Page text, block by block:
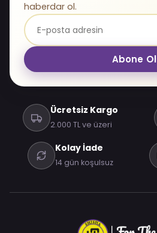
haberdar ol.
Abone Ol
Ücretsiz Kargo
2.000 TL ve üzeri
Kolay İade
14 gün koşulsuz